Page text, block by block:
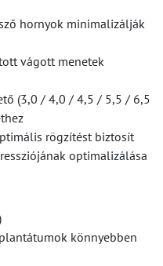
hornyok minimalizálják
vágott menetek
(3,0 / 4,0 / 4,5 / 5,5 / 6,5
rögzítést biztosít
optimalizálása
könnyebben